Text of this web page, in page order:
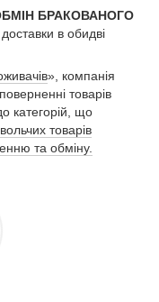
БРАКОВАНОГО
в обидві
», компанія
товарів
категорій, що
товарів
та обміну.